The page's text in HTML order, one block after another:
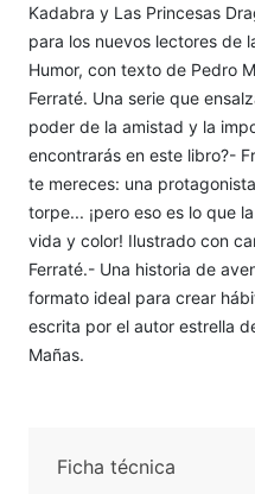
Kadabra y Las Princesas
para los nuevos lectores de
Humor, con texto de Pedro
Ferraté. Una serie que
poder de la amistad y la
encontrarás en este libro?-
te mereces: una
torpe... ¡pero eso es lo que
vida y color! Ilustrado con
Ferraté.- Una historia de
formato ideal para crear
escrita por el autor estrella
Mañas.
Ficha técnica